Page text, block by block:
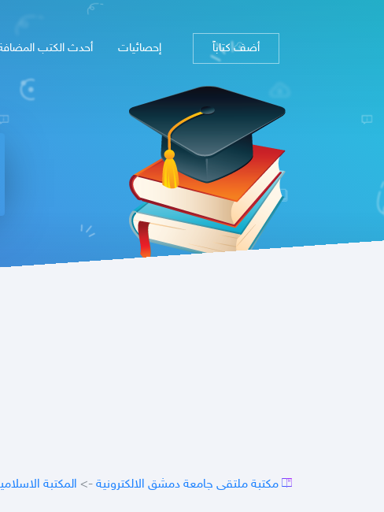
أحدث الكتب إحصائيات أضف كتاباً
مكتبة ملتقى جامعة دمشق الالكترونية -> المكتبة